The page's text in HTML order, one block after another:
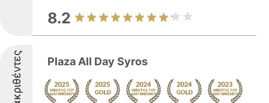
8.2
Διακριθέντες Plaza All Day Syros